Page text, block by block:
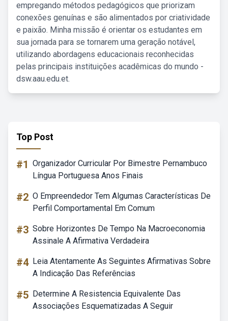
empregando métodos pedagógicos que priorizam
conexões genuínas e são alimentados por criatividade
e paixão. Minha missão é orientar os estudantes em
sua jornada para se tornarem uma geração notável,
utilizando abordagens educacionais reconhecidas
pelas principais instituições acadêmicas do mundo -
dsw.aau.edu.et.
Top Post
#1 Organizador Curricular Por Bimestre Pernambuco
Língua Portuguesa Anos Finais
#2 O Empreendedor Tem Algumas Características De
Perfil Comportamental Em Comum
#3 Sobre Horizontes De Tempo Na Macroeconomia
Assinale A Afirmativa Verdadeira
#4 Leia Atentamente As Seguintes Afirmativas Sobre
A Indicação Das Referências
#5 Determine A Resistencia Equivalente Das
Associações Esquematizadas A Seguir